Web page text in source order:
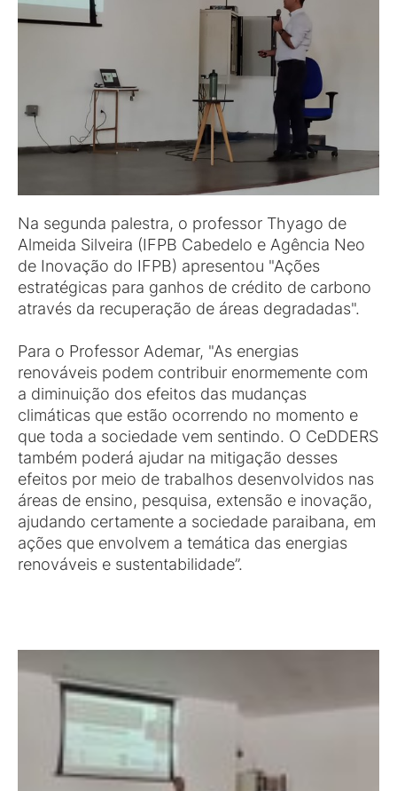
Na segunda palestra, o professor Thyago de
Almeida Silveira (IFPB Cabedelo e Agência Neo
de Inovação do IFPB) apresentou "Ações
estratégicas para ganhos de crédito de carbono
através da recuperação de áreas degradadas".
Para o Professor Ademar, "As energias
renováveis podem contribuir enormemente com
a diminuição dos efeitos das mudanças
climáticas que estão ocorrendo no momento e
que toda a sociedade vem sentindo. O CeDDERS
também poderá ajudar na mitigação desses
efeitos por meio de trabalhos desenvolvidos nas
áreas de ensino, pesquisa, extensão e inovação,
ajudando certamente a sociedade paraibana, em
ações que envolvem a temática das energias
renováveis e sustentabilidade”.